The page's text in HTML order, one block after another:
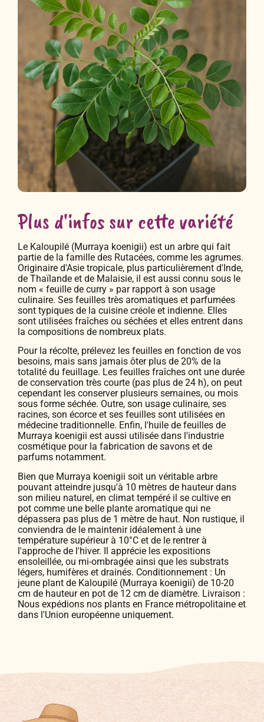
Plus d'infos sur cette variété
Le Kaloupilé (Murraya koenigii) est un arbre qui fait
partie de la famille des Rutacées, comme les agrumes.
Originaire d'Asie tropicale, plus particulièrement d'Inde,
de Thaïlande et de Malaisie, il est aussi connu sous le
nom « feuille de curry » par rapport à son usage
culinaire. Ses feuilles très aromatiques et parfumées
sont typiques de la cuisine créole et indienne. Elles
sont utilisées fraîches ou séchées et elles entrent dans
la compositions de nombreux plats.
Pour la récolte, prélevez les feuilles en fonction de vos
besoins, mais sans jamais ôter plus de 20% de la
totalité du feuillage. Les feuilles fraîches ont une durée
de conservation très courte (pas plus de 24 h), on peut
cependant les conserver plusieurs semaines, ou mois
sous forme séchée. Outre, son usage culinaire, ses
racines, son écorce et ses feuilles sont utilisées en
médecine traditionnelle. Enfin, l'huile de feuilles de
Murraya koenigii est aussi utilisée dans l'industrie
cosmétique pour la fabrication de savons et de
parfums notamment.
Bien que Murraya koenigii soit un véritable arbre
pouvant atteindre jusqu'à 10 mètres de hauteur dans
son milieu naturel, en climat tempéré il se cultive en
pot comme une belle plante aromatique qui ne
dépassera pas plus de 1 mètre de haut. Non rustique, il
conviendra de le maintenir idéalement à une
température supérieur à 10°C et de le rentrer à
l'approche de l'hiver. Il apprécie les expositions
ensoleillée, ou mi-ombragée ainsi que les substrats
légers, humifères et drainés. Conditionnement : Un
jeune plant de Kaloupilé (Murraya koenigii) de 10-20
cm de hauteur en pot de 12 cm de diamètre. Livraison :
Nous expédions nos plants en France métropolitaine et
dans l'Union européenne uniquement.